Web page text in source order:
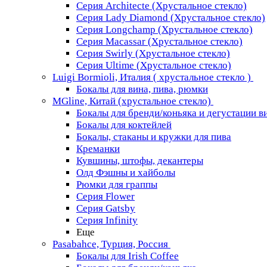
Серия Architecte (Хрустальное стекло)
Серия Lady Diamond (Хрустальное стекло)
Серия Longchamp (Хрустальное стекло)
Серия Macassar (Хрустальное стекло)
Серия Swirly (Хрустальное стекло)
Серия Ultime (Хрустальное стекло)
Luigi Bormioli, Италия ( хрустальное стекло )
Бокалы для вина, пива, рюмки
MGline, Китай (хрустальное стекло)
Бокалы для бренди/коньяка и дегустации
Бокалы для коктейлей
Бокалы, стаканы и кружки для пива
Креманки
Кувшины, штофы, декантеры
Олд Фэшны и хайболы
Рюмки для граппы
Серия Flower
Серия Gatsby
Серия Infinity
Еще
Pasabahce, Турция, Россия
Бокалы для Irish Coffee